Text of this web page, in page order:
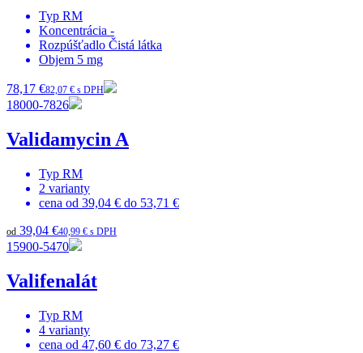
Typ RM
Koncentrácia -
Rozpúšťadlo Čistá látka
Objem 5 mg
78,17 €82,07 € s DPH
18000-7826
Validamycin A
Typ RM
2 varianty
cena od 39,04 € do 53,71 €
od 39,04 €40,99 € s DPH
15900-5470
Valifenalát
Typ RM
4 varianty
cena od 47,60 € do 73,27 €